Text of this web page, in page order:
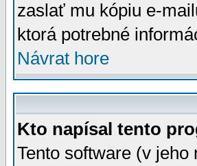
zaslať mu kópiu e-
ktorá potrebné
Návrat hore
Kto napísal tento
Tento software (v